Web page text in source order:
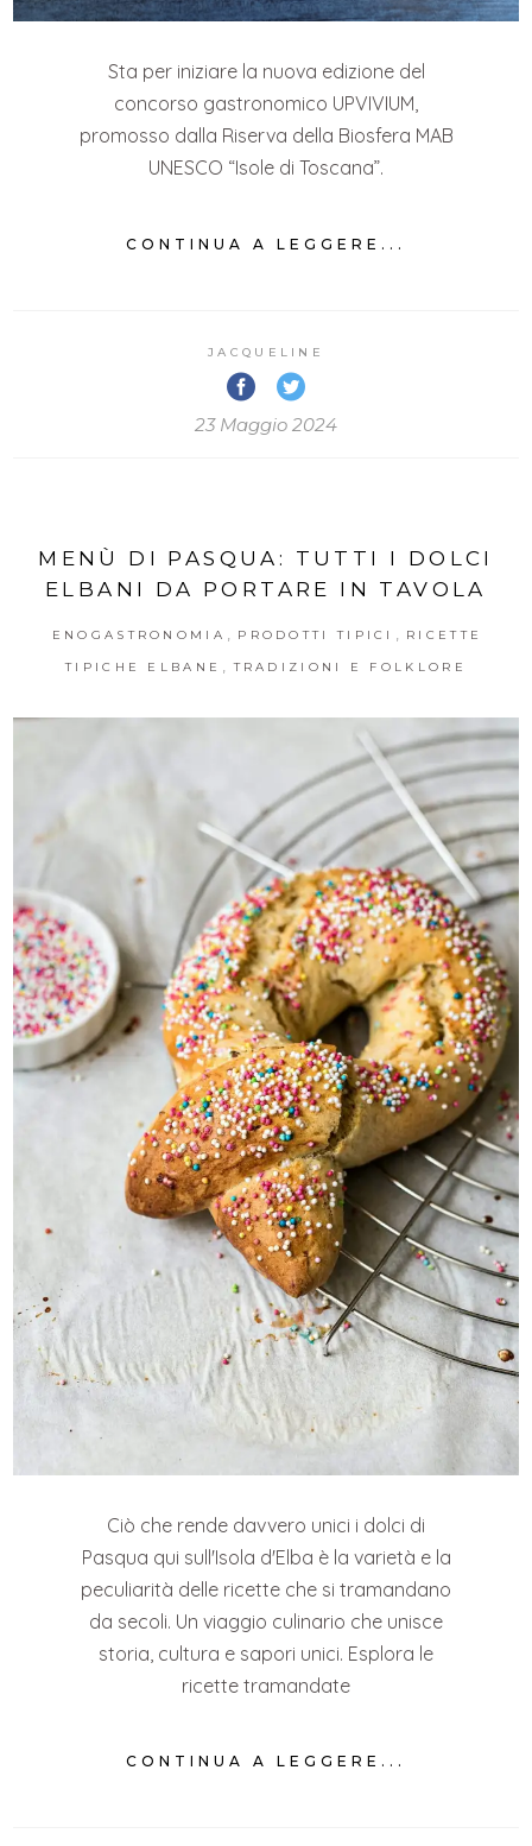
Sta per iniziare la nuova edizione del
concorso gastronomico UPVIVIUM,
promosso dalla Riserva della Biosfera MAB
UNESCO “Isole di Toscana”.
CONTINUA A LEGGERE...
JACQUELINE
23 Maggio 2024
MENÙ DI PASQUA: TUTTI I DOLCI
ELBANI DA PORTARE IN TAVOLA
ENOGASTRONOMIA PRODOTTI TIPICI RICETTE
TIPICHE ELBANE TRADIZIONI E FOLKLORE
Ciò che rende davvero unici i dolci di
Pasqua qui sull'Isola d'Elba è la varietà e la
peculiarità delle ricette che si tramandano
da secoli. Un viaggio culinario che unisce
storia, cultura e sapori unici. Esplora le
ricette tramandate
CONTINUA A LEGGERE...